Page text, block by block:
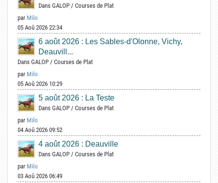
Dans GALOP / Courses de Plat
par Milo
05 Aoû 2026 22:34
6 août 2026 : Les Sables-d'Olonne, Vichy,
Deauvill...
Dans GALOP / Courses de Plat
par Milo
05 Aoû 2026 10:29
5 août 2026 : La Teste
Dans GALOP / Courses de Plat
par Milo
04 Aoû 2026 09:52
4 août 2026 : Deauville
Dans GALOP / Courses de Plat
par Milo
03 Aoû 2026 06:49